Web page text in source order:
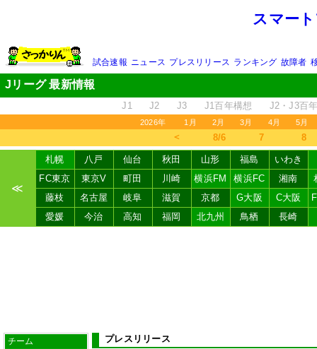
スマー
試合速報 ニュース プレスリリース ランキング 故障者
Jリーグ 最新情報
J1 J2 J3 J1百年構想 J2・J3百
2026年 1月 2月 3月 4月 5月
＜ 8/6 7 8
≪
札幌 八戸 仙台 秋田 山形 福島
いわき
FC東京
東京V 町田 川崎 横浜FM 横浜FC 湘南
藤枝
名古屋 岐阜 滋賀 京都 G大阪 C大阪
愛媛
今治 高知 福岡 北九州 鳥栖 長崎
チーム プレスリリース